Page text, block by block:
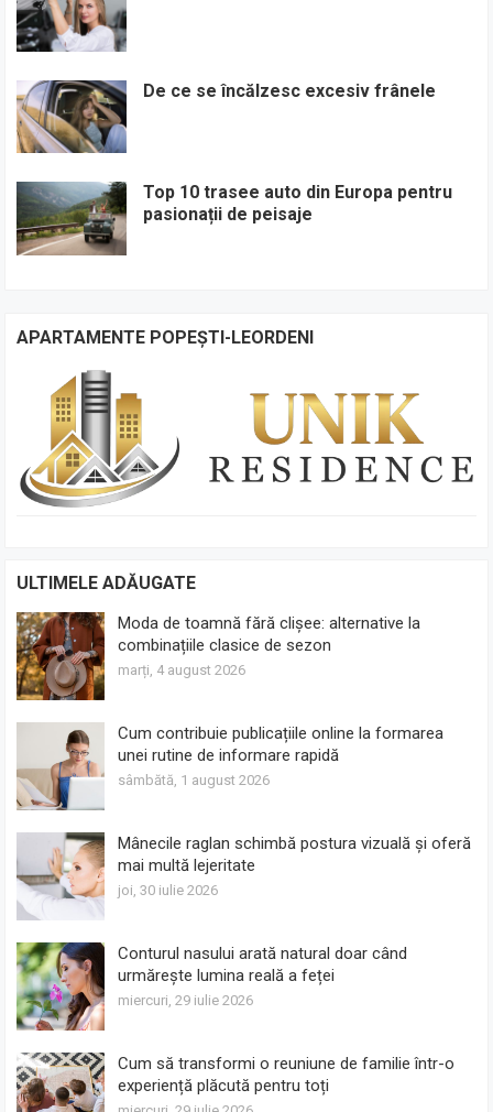
De ce se încălzesc excesiv frânele
Top 10 trasee auto din Europa pentru
pasionații de peisaje
APARTAMENTE POPEȘTI-LEORDENI
ULTIMELE ADĂUGATE
Moda de toamnă fără clișee: alternative la
combinațiile clasice de sezon
marți, 4 august 2026
Cum contribuie publicațiile online la formarea
unei rutine de informare rapidă
sâmbătă, 1 august 2026
Mânecile raglan schimbă postura vizuală și oferă
mai multă lejeritate
joi, 30 iulie 2026
Conturul nasului arată natural doar când
urmărește lumina reală a feței
miercuri, 29 iulie 2026
Cum să transformi o reuniune de familie într-o
experiență plăcută pentru toți